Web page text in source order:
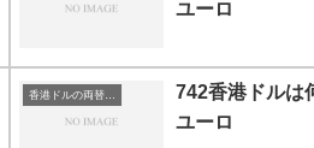
ユーロ
742香港ドルは
ユーロ